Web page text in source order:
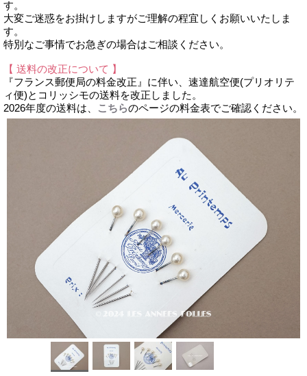
す。
大変ご迷惑をお掛けしますがご理解の程宜しくお願いいたしま
す。
特別なご事情でお急ぎの場合はご相談ください。
【 送料の改正について 】
『フランス郵便局の料金改正』に伴い、速達航空便(プリオリテ
ィ便)とコリッシモの送料を改正しました。
2026年度の送料は、
こちらのページの料金表でご確認ください。